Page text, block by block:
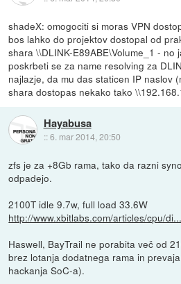
shadeX: omogociti si moras VPN
bos lahko do projektov dostopal od
shara \\DLINK-E89ABE\Volume_1 - no
poskrbeti se za name resolving za
najlazje, da mu das staticen IP naslov
shara dostopas nekako tako
Hayabusa
::6. mar 2014, 20:50
zfs je za +8Gb rama, tako da razni
odpadejo.
2100T idle 9.7w, full load 33.6W
http://www.xbitlabs.com/articles/cpu/di...
Haswell, BayTrail ne porabita več od
brez lotanja dodatnega rama in
hackanja SoC-a).